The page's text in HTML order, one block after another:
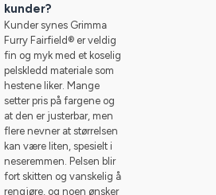
kunder?
Kunder synes Grimma
Furry Fairfield® er veldig
fin og myk med et koselig
pelskledd materiale som
hestene liker. Mange
setter pris på fargene og
at den er justerbar, men
flere nevner at størrelsen
kan være liten, spesielt i
neseremmen. Pelsen blir
fort skitten og vanskelig å
rengjøre, og noen ønsker